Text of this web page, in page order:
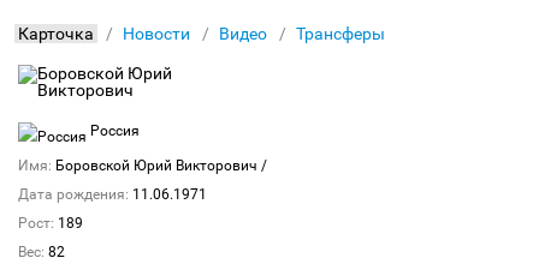
Карточка Новости Видео Трансферы
Россия
Имя: Боровской Юрий Викторович /
Дата рождения: 11.06.1971
Рост: 189
Вес: 82